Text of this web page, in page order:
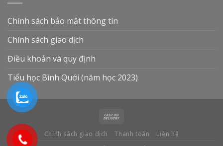
Chính sách bảo mật thông tin
Chính sách giao dịch
Điều khoản và quy định
Tiểu học Bình Quới (năm học 2023)
Chính sách giao dịch Thanh toán Liên hệ